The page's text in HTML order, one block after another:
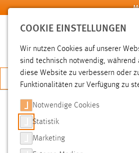
Zum Hauptinhalt springen
JETZT
SUCHE
FILTER
COOKIE EINSTELLUNGEN
Wir nutzen Cookies auf unserer
sind technisch notwendig, während
diese Website zu verbessern oder
Funktionalitäten zur Verfügung zu
Notwendige Cookies
Statistik
Marketing